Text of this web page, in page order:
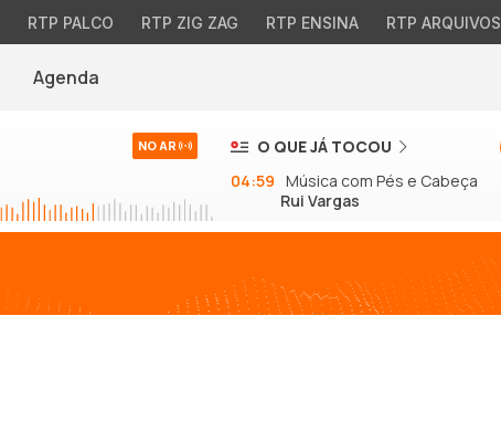
RTP PALCO RTP ZIG ZAG RTP ENSINA RTP ARQUIVOS
Agenda
NO AR
O QUE JÁ TOCOU
04:59 Música com Pés e Cabeça
Rui Vargas